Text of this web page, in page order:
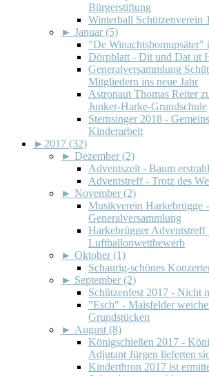
Bürgerstiftung
Winterball Schützenverein
► Januar (5)
"De Winachtsbomupsäter"
Dörpblatt - Dit und Dat ut
Generalversammlung
Mitgliedern ins neue Jahr
Astronaut Thomas Reiter
Junker-Harke-Grundschule
Sternsinger 2018 -
Kinderarbeit
► 2017 (32)
► Dezember (2)
Adventszeit - Baum
Adventstreff - Trotz des
► November (2)
Musikverein Harkebrügge -
Generalversammlung
Harkebrügger
Luftballonwettbewerb
► Oktober (1)
Schaurig-schönes
► September (2)
Schützenfest 2017 - Nicht
"Esch" - Maisfelder
Grundstücken
► August (8)
Königschießen 2017 -
Adjutant Jürgen lieferten
Kinderthron 2017 ist